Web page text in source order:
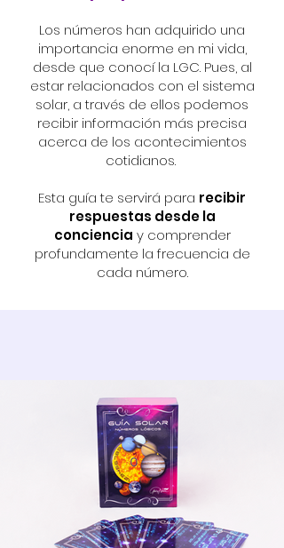
Los números han adquirido una
importancia enorme en mi vida,
desde que conocí la LGC. Pues, al
estar relacionados con el sistema
solar, a través de ellos podemos
recibir información más precisa
acerca de los acontecimientos
cotidianos.
Esta guía te servirá para recibir
respuestas desde la
conciencia y comprender
profundamente la frecuencia de
cada número.